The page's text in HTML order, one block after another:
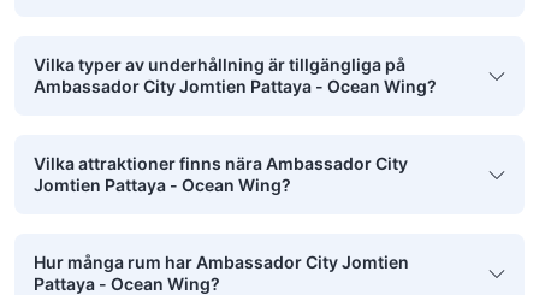
Vilka typer av underhållning är tillgängliga på
Ambassador City Jomtien Pattaya - Ocean Wing?
Vilka attraktioner finns nära Ambassador City
Jomtien Pattaya - Ocean Wing?
Hur många rum har Ambassador City Jomtien
Pattaya - Ocean Wing?